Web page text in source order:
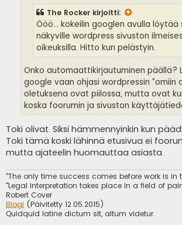
The Rocker kirjoitti:
Ööö... kokeilin googlen avulla löytää
näkyville wordpress sivuston
oikeuksilla. Hitto kun pelästyin.
Onko automaattikirjautuminen päällä?
google vaan ohjasi wordpressin ”omiin
oletuksena ovat piilossa, mutta ovat
koska foorumin ja sivuston
Toki olivat. Siksi hämmennyinkin kun
Toki tämä koski lähinnä etusivua ei
mutta ajateelin huomauttaa asiasta.
"The only time success comes before work is in
"Legal interpretation takes place in a field of
Robert Cover
Blogi (Päivitetty 12.05.2015)
Quidquid latine dictum sit, altum videtur.